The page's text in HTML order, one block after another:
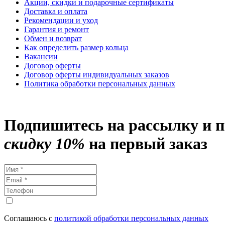
Акции, скидки и подарочные сертификаты
Доставка и оплата
Рекомендации и уход
Гарантия и ремонт
Обмен и возврат
Как определить размер кольца
Вакансии
Договор оферты
Договор оферты индивидуальных заказов
Политика обработки персональных данных
Подпишитесь на рассылку и
скидку 10% на первый заказ
Соглашаюсь с политикой обработки персональных данных